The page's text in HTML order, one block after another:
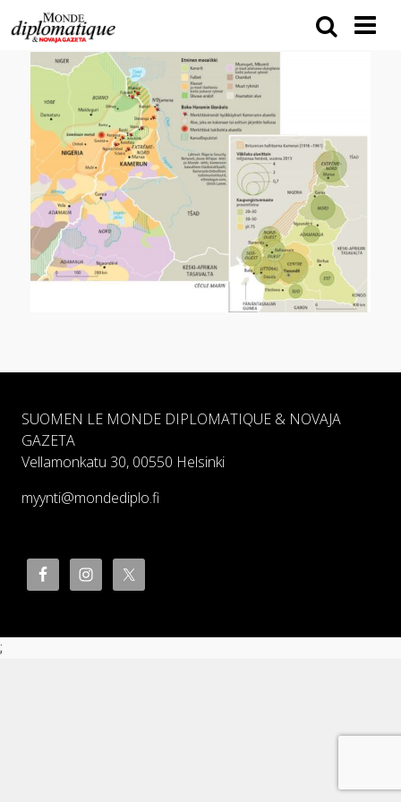
SUOMEN LE MONDE DIPLOMATIQUE & NOVAJA
GAZETA
Vellamonkatu 30, 00550 Helsinki
myynti@mondediplo.fi
;